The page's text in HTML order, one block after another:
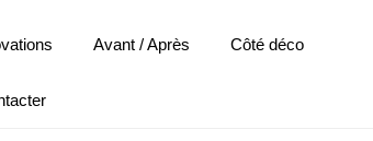
Avant / Après Côté déco